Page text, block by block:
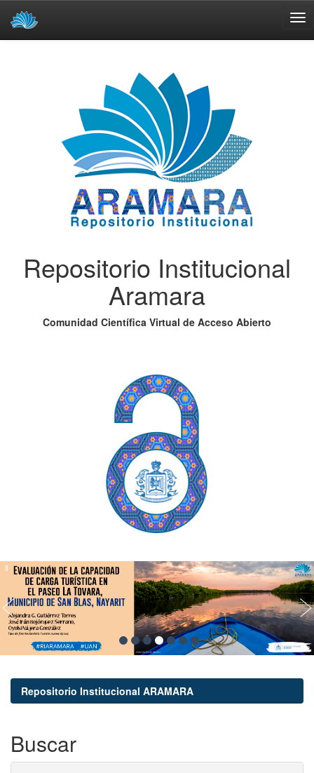
Repositorio Institucional
Aramara
Comunidad Científica Virtual de Acceso Abierto
Repositorio Institucional ARAMARA
Buscar